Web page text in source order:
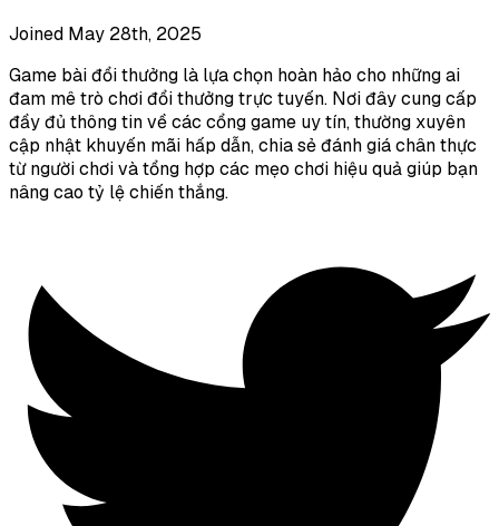
Joined May 28th, 2025
Game bài đổi thưởng là lựa chọn hoàn hảo cho những ai
đam mê trò chơi đổi thưởng trực tuyến. Nơi đây cung cấp
đầy đủ thông tin về các cổng game uy tín, thường xuyên
cập nhật khuyến mãi hấp dẫn, chia sẻ đánh giá chân thực
từ người chơi và tổng hợp các mẹo chơi hiệu quả giúp bạn
nâng cao tỷ lệ chiến thắng.